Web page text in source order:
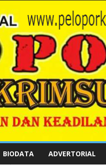
BIODATA ADVERTORIAL